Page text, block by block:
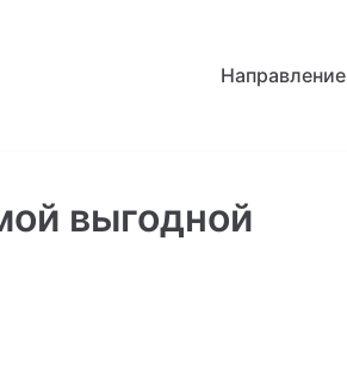
Направление
выгодной